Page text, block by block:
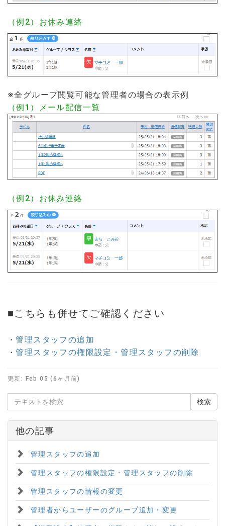
（例2）お休み連絡
※全グループ閲覧可能な管理者の場合の表示例
（例1）メール配信一覧
（例2）お休み連絡
■こちらも併せてご確認ください
・管理スタッフの追加
・管理スタッフの権限設定・管理スタッフの削除
更新: Feb 05 (6ヶ月前)
他の記事
管理スタッフの追加
管理スタッフの権限設定・管理スタッフの削除
管理スタッフの情報の変更
管理者からユーザーのグループ追加・変更